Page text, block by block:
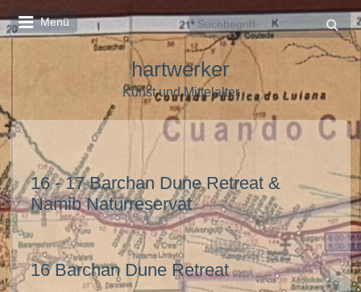
Menü
hartwerker
Kunst und Mittelalter
16 - 17 Barchan Dune Retreat &
Namib Naturreservat
16 Barchan Dune Retreat